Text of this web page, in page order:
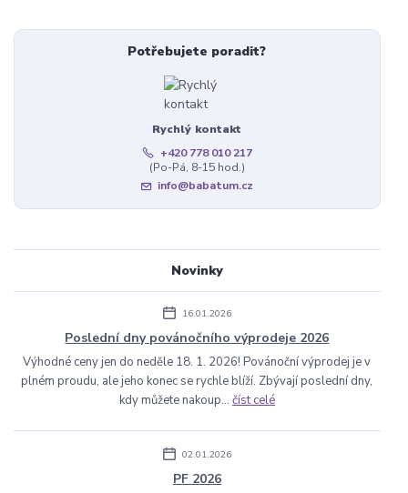
Potřebujete poradit?
Rychlý kontakt
+420 778 010 217
(Po-Pá, 8-15 hod.)
info@babatum.cz
Novinky
16.01.2026
Poslední dny povánočního výprodeje 2026
Výhodné ceny jen do neděle 18. 1. 2026! Povánoční výprodej je v
plném proudu, ale jeho konec se rychle blíží. Zbývají poslední dny,
kdy můžete nakoup... číst celé
02.01.2026
PF 2026